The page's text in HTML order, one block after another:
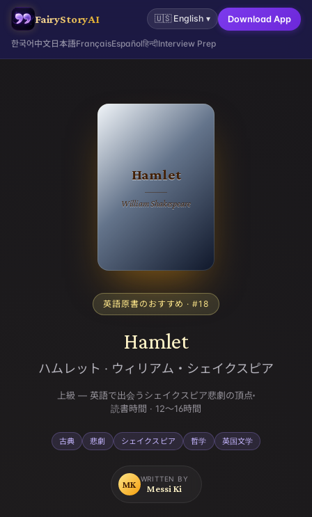
FairyStoryAI 🇺🇸 English ▾ Download App
한국어 中文日本語FrançaisEspañolहिन्दीInterview Prep
Hamlet
William Shakespeare
英語原書のおすすめ · #18
Hamlet
ハムレット · ウィリアム・シェイクスピア
上級 — 英語で出会うシェイクスピア悲劇の頂点
読書時間 · 12〜16時間
古典 悲劇 シェイクスピア 哲学 英国文学
MK
WRITTEN BY
Messi Ki